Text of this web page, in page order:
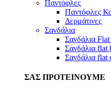
Παντόφλες
Παντόφλες
Δερμάτινες
Σανδάλια
Σανδάλια
Σανδάλια
Σανδάλια flat
ΣΑΣ ΠΡΟΤΕΙΝΟΥΜΕ